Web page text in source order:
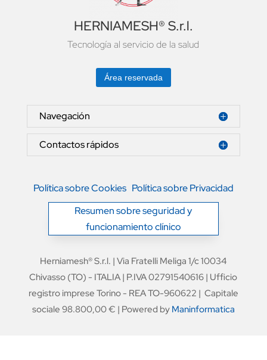
HERNIAMESH® S.r.l.
Tecnología al servicio de la salud
Área reservada
Navegación
Contactos rápidos
Política sobre Cookies Política sobre Privacidad
Resumen sobre seguridad y
funcionamiento clínico
Herniamesh® S.r.l. | Via Fratelli Meliga 1/c 10034
Chivasso (TO) - ITALIA | P.IVA 02791540616 | Ufficio
registro imprese Torino - REA TO-960622 | Capitale
sociale 98.800,00 € | Powered by Maninformatica